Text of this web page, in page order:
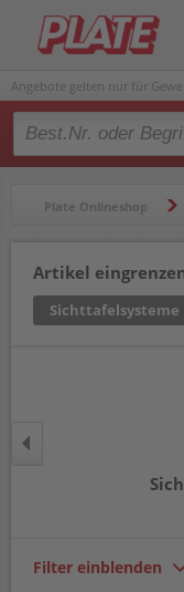
Angebote gelten nur für
Type 2 or more
Plate Onlineshop
Artikel
Sichttafelsysteme
Filter einblenden